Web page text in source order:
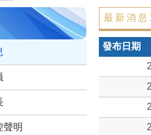
聲明
最新消息
發布日期